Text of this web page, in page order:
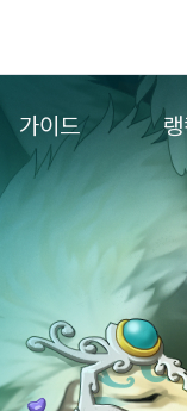
가이드
추가정보
컨텐